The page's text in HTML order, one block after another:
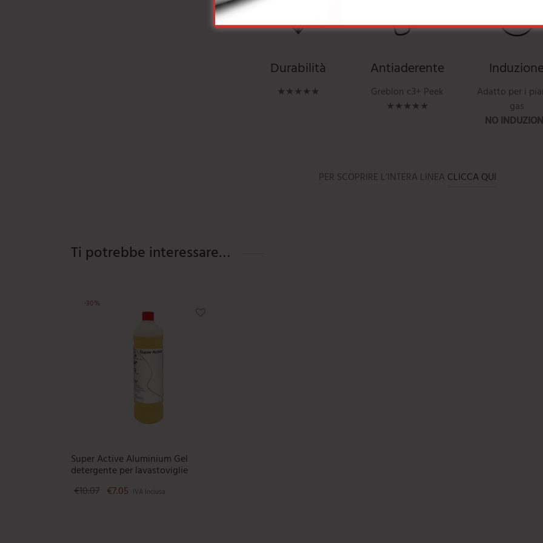
Durabilità
★★★★★
Antiaderente
Greblon c3+ Peek
★★★★★
Induzione
Adatto per i
gas
NO
PER SCOPRIRE L’INTERA LINEA CLICCA QUI
Ti potrebbe interessare…
-30%
Super Active Aluminium Gel
detergente per lavastoviglie
€10.07 Il prezzo originale era: €10.07.
€7.05 Il prezzo attuale è: €7.05.
IVA Inclusa